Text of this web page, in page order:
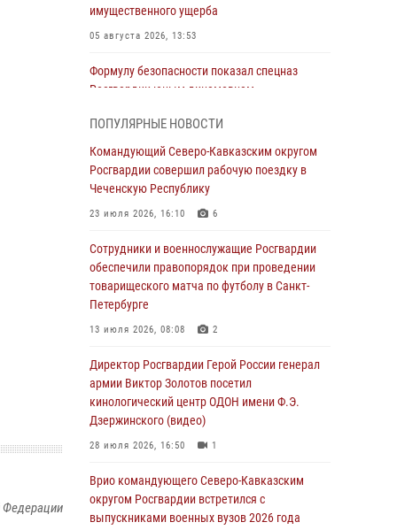
Федерации
имущественного ущерба
05 августа 2026, 13:53
Формулу безопасности показал спецназ
Росгвардии юным динамовцам
В столице росгвардейцы задержали мужчину,
устроившего дебош в букмекерской конторе
В Удмуртии при силовой поддержке спецназа
Росгвардии задержаны подозреваемые в
мошенничестве под видом оказания
оздоровительных услуг (видео)
В Москве дети сотрудников и
военнослужащих Росгвардии посетили
мастер-класс по художественной гимнастике
05 августа 2026, 13:00
Офицеры Росгвардии и ветераны войск
правопорядка почтили память генерала
армии Ивана Кирилловича Яковлева
ПОПУЛЯРНЫЕ НОВОСТИ
Командующий Северо-Кавказским округом
Росгвардии совершил рабочую поездку в
Чеченскую Республику
23 июля 2026, 16:10 6
Сотрудники и военнослужащие Росгвардии
обеспечили правопорядок при проведении
товарищеского матча по футболу в Санкт-
Петербурге
13 июля 2026, 08:08 2
Директор Росгвардии Герой России генерал
армии Виктор Золотов посетил
кинологический центр ОДОН имени Ф.Э.
Дзержинского (видео)
28 июля 2026, 16:50 1
Врио командующего Северо-Кавказским
округом Росгвардии встретился с
выпускниками военных вузов 2026 года